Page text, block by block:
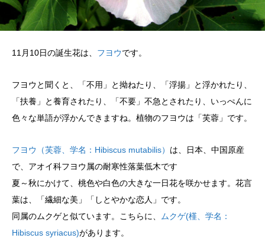
11月10日の誕生花は、 フヨウです。
フヨウと聞くと、「不用」と拗ねたり、「浮揚」と浮かれたり、
「扶養」と養育されたり、「不要」不急とされたり、いっぺんに
色々な単語が浮かんできますね。植物のフヨウは「芙蓉」です。
フヨウ（芙蓉、学名：Hibiscus mutabilis） は、日本、中国原産
で、アオイ科フヨウ属の耐寒性落葉低木です
夏～秋にかけて、桃色や白色の大きな一日花を咲かせます。花言
葉は、「繊細な美」「しとやかな恋人」です。
同属のムクゲと似ています。こちらに、
ムクゲ(槿、学名：
Hibiscus syriacus)があります。